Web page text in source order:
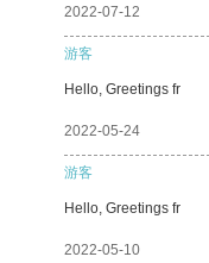
2022-07-12
游客
Hello, Greetings fr
2022-05-24
游客
Hello, Greetings fr
2022-05-10